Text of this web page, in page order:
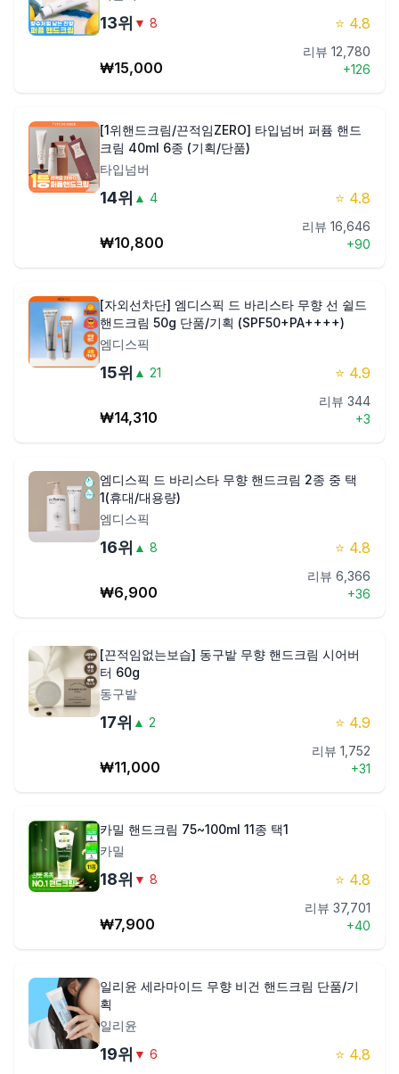
13위 ▼ 8 ⭐ 4.8
₩15,000
리뷰 12,780
+126
[1위핸드크림/끈적임ZERO] 타입넘버 퍼퓸 핸드
크림 40ml 6종 (기획/단품)
타입넘버
14위 ▲ 4 ⭐ 4.8
₩10,800
리뷰 16,646
+90
[자외선차단] 엠디스픽 드 바리스타 무향 선 쉴드
핸드크림 50g 단품/기획 (SPF50+PA++++)
엠디스픽
15위 ▲ 21 ⭐ 4.9
₩14,310
리뷰 344
+3
엠디스픽 드 바리스타 무향 핸드크림 2종 중 택
1(휴대/대용량)
엠디스픽
16위 ▲ 8 ⭐ 4.8
₩6,900
리뷰 6,366
+36
[끈적임없는보습] 동구밭 무향 핸드크림 시어버
터 60g
동구밭
17위 ▲ 2 ⭐ 4.9
₩11,000
리뷰 1,752
+31
카밀 핸드크림 75~100ml 11종 택1
카밀
18위 ▼ 8 ⭐ 4.8
₩7,900
리뷰 37,701
+40
일리윤 세라마이드 무향 비건 핸드크림 단품/기
획
일리윤
19위 ▼ 6 ⭐ 4.8